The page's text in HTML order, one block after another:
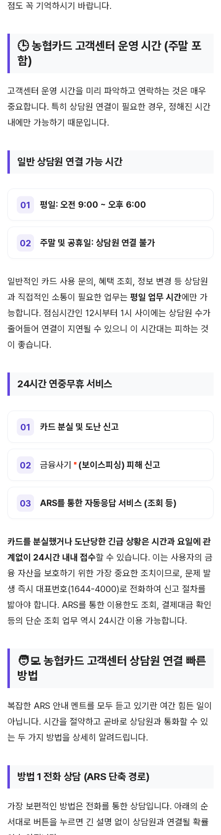
점도 꼭 기억하시기 바랍니다.
🕒 농협카드 고객센터 운영 시간 (주말 포
함)
고객센터 운영 시간을 미리 파악하고 연락하는 것은 매우
중요합니다. 특히 상담원 연결이 필요한 경우, 정해진 시간
내에만 가능하기 때문입니다.
일반 상담원 연결 가능 시간
평일: 오전 9:00 ~ 오후 6:00
주말 및 공휴일: 상담원 연결 불가
일반적인 카드 사용 문의, 혜택 조회, 정보 변경 등 상담원
과 직접적인 소통이 필요한 업무는 평일 업무 시간에만 가
능합니다. 점심시간인 12시부터 1시 사이에는 상담원 수가
줄어들어 연결이 지연될 수 있으니 이 시간대는 피하는 것
이 좋습니다.
24시간 연중무휴 서비스
카드 분실 및 도난 신고
금융사기 (보이스피싱) 피해 신고
ARS를 통한 자동응답 서비스 (조회 등)
카드를 분실했거나 도난당한 긴급 상황은 시간과 요일에 관
계없이 24시간 내내 접수할 수 있습니다. 이는 사용자의 금
융 자산을 보호하기 위한 가장 중요한 조치이므로, 문제 발
생 즉시 대표번호(1644-4000)로 전화하여 신고 절차를
밟아야 합니다. ARS를 통한 이용한도 조회, 결제대금 확인
등의 단순 조회 업무 역시 24시간 이용 가능합니다.
🧑‍💻 농협카드 고객센터 상담원 연결 빠른
방법
복잡한 ARS 안내 멘트를 모두 듣고 있기란 여간 힘든 일이
아닙니다. 시간을 절약하고 곧바로 상담원과 통화할 수 있
는 두 가지 방법을 상세히 알려드립니다.
방법 1 전화 상담 (ARS 단축 경로)
가장 보편적인 방법은 전화를 통한 상담입니다. 아래의 순
서대로 버튼을 누르면 긴 설명 없이 상담원과 연결될 확률